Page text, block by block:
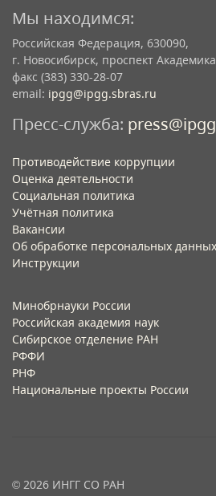
Мы находимся:
Российская Федерация, 630090,
г. Новосибирск, проспект
факс (383) 330-28-07
email: ipgg@ipgg.sbras.ru
Пресс-служба:
Противодействие коррупции
Оценка деятельности
Социальная политика
Учётная политика​
Вакансии​
Об обработке персональных данных​
Инструкции​
Минобрнауки России
Российская академия наук
Сибирское отделение РАН
РФФИ
РНФ
Национальные проекты России
© 2026 ИНГГ СО РАН